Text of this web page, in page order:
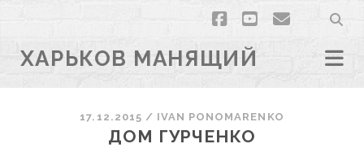
facebook
youtubeemail
ХАРЬКОВ МАНЯЩИЙ
17.12.2015 / ІVAN PONOMARENKO
ДОМ ГУРЧЕНКО